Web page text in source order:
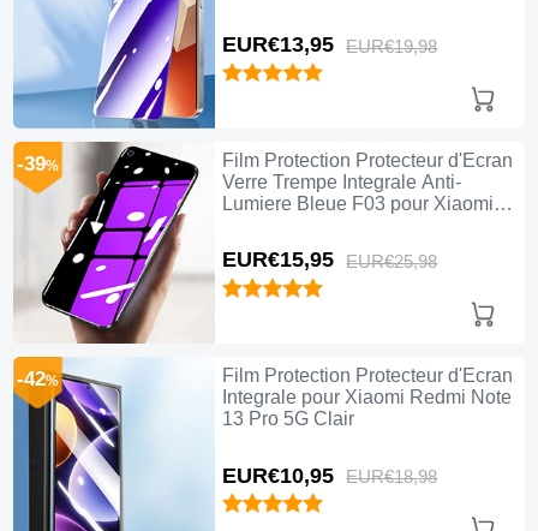
EUR€13,95 EUR€19,98
Film Protection Protecteur d'Ecran
Verre Trempe Integrale Anti-
Lumiere Bleue F03 pour Xiaomi
EUR€15,95 EUR€25,98
-39%
Film Protection Protecteur d'Ecran
Integrale pour Xiaomi Redmi Note
13 Pro 5G Clair
EUR€10,95 EUR€18,98
-42%